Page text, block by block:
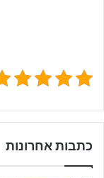
כתבות אחרונות